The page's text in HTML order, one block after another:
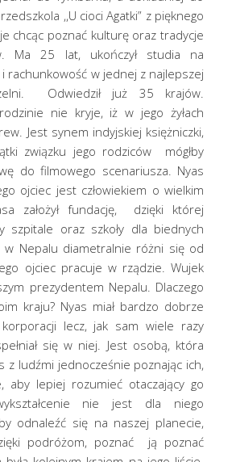
,,U cioci Agatki” z pięknego
chcąc poznać kulturę oraz tradycje
Ma 25 lat, ukończył studia na
rachunkowość w jednej z najlepszej
Odwiedził już 35 krajów.
nie kryje, iż w jego żyłach
Jest synem indyjskiej księżniczki,
związku jego rodziców mógłby
do filmowego scenariusza. Nyas
ojciec jest człowiekiem o wielkim
założył fundację, dzięki której
szpitale oraz szkoły dla biednych
Nepalu diametralnie różni się od
ojciec pracuje w rządzie. Wujek
prezydentem Nepalu. Dlaczego
kraju? Nyas miał bardzo dobrze
lecz, jak sam wiele razy
się w niej. Jest osobą, która
z ludźmi jednocześnie poznając ich,
aby lepiej rozumieć otaczający go
nie jest dla niego
odnaleźć się na naszej planecie,
podróżom, poznać ją poznać